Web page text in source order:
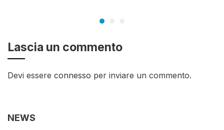
Lascia un commento
Devi essere connesso per inviare un commento.
NEWS